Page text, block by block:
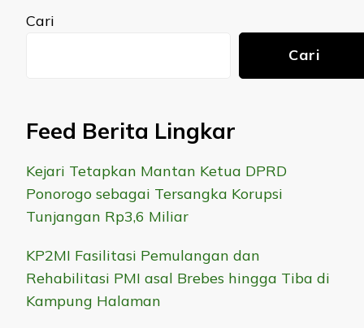
Cari
Cari
Feed Berita Lingkar
Kejari Tetapkan Mantan Ketua DPRD
Ponorogo sebagai Tersangka Korupsi
Tunjangan Rp3,6 Miliar
KP2MI Fasilitasi Pemulangan dan
Rehabilitasi PMI asal Brebes hingga Tiba di
Kampung Halaman